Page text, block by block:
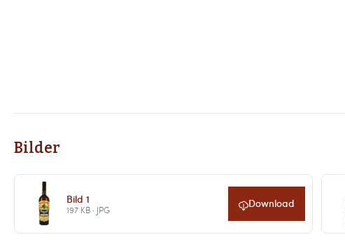
Bilder
Bild 1
197 KB · JPG Download